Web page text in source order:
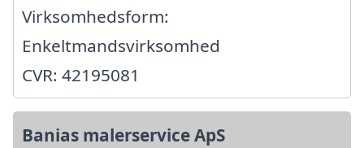
Virksomhedsform:
Enkeltmandsvirksomhed
CVR: 42195081
Banias malerservice ApS